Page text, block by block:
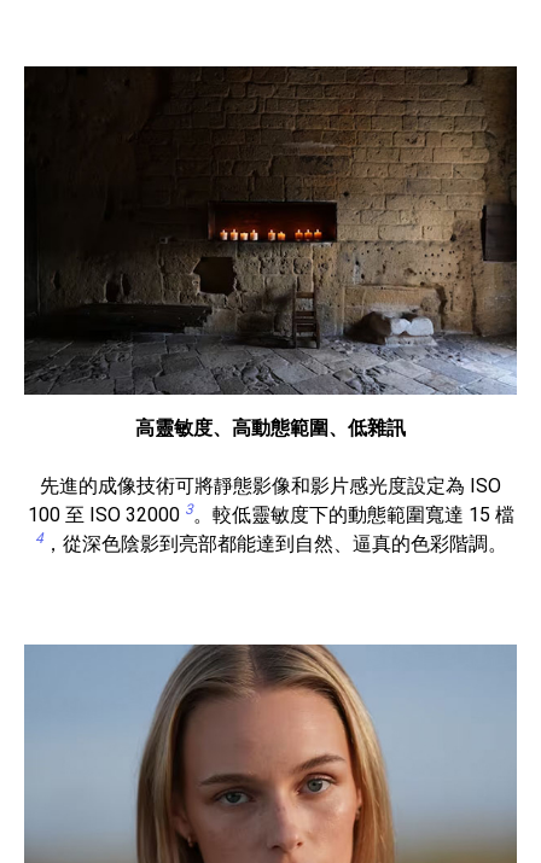
高靈敏度、高動態範圍、低雜訊
先進的成像技術可將靜態影像和影片感光度設定為 ISO
100 至 ISO 32000 3。較低靈敏度下的動態範圍寬達 15 檔
4，從深色陰影到亮部都能達到自然、逼真的色彩階調。